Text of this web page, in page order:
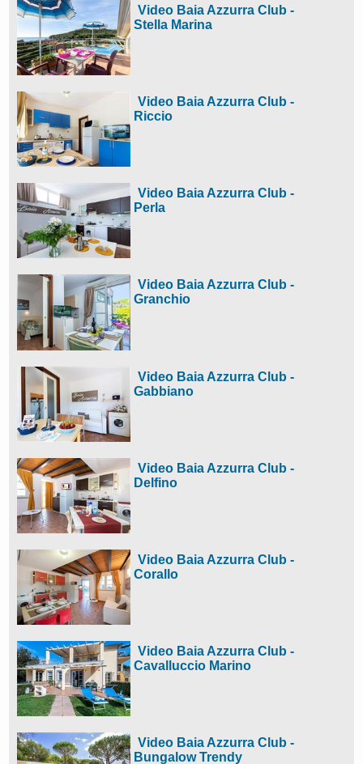
Video Baia Azzurra Club -
Stella Marina
Video Baia Azzurra Club -
Riccio
Video Baia Azzurra Club -
Perla
Video Baia Azzurra Club -
Granchio
Video Baia Azzurra Club -
Gabbiano
Video Baia Azzurra Club -
Delfino
Video Baia Azzurra Club -
Corallo
Video Baia Azzurra Club -
Cavalluccio Marino
Video Baia Azzurra Club -
Bungalow Trendy